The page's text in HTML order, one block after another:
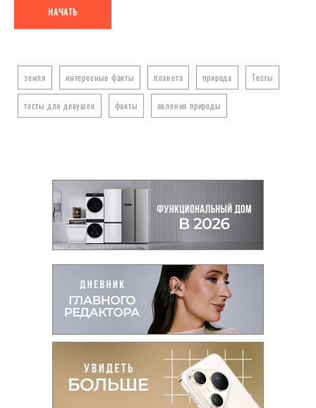
НАЧАТЬ
земля интересные факты планета природа Тесты
тесты для девушек факты явления природы